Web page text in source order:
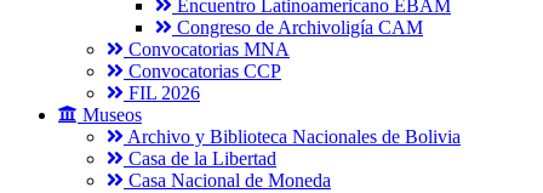
Encuentro Latinoamericano EBAM
Congreso de Archivoligía CAM
Convocatorias MNA
Convocatorias CCP
FIL 2026
Museos
Archivo y Biblioteca Nacionales de Bolivia
Casa de la Libertad
Casa Nacional de Moneda